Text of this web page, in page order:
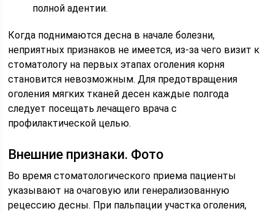
полной адентии.
Когда поднимаются десна в начале болезни,
неприятных признаков не имеется, из-за чего визит к
стоматологу на первых этапах оголения корня
становится невозможным. Для предотвращения
оголения мягких тканей десен каждые полгода
следует посещать лечащего врача с
профилактической целью.
Внешние признаки. Фото
Во время стоматологического приема пациенты
указывают на очаговую или генерализованную
рецессию десны. При пальпации участка оголения,